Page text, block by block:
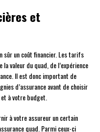
et
sûr un coût financier. Les tarifs
valeur du quad, de l’expérience
Il est donc important de
d’assurance avant de choisir
à votre budget.
à votre assureur un certain
quad. Parmi ceux-ci